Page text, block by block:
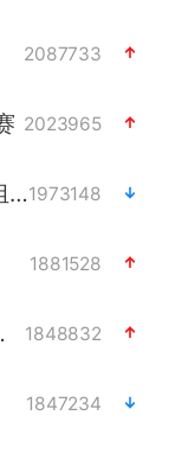
2087733
2023965
视频丨中国东方电气集团原党组副书记、董事宋致远被查1973148
1881528
回归 1848832
1847234